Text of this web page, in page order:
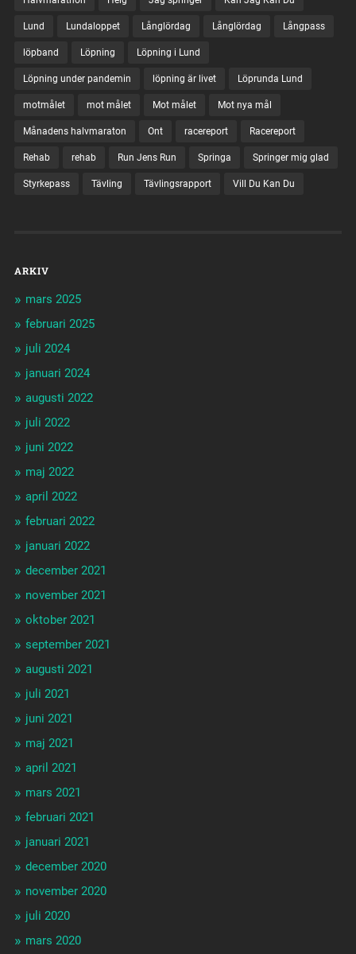
Lund Lundaloppet Långlördag Långlördag Långpass
löpband Löpning Löpning i Lund
Löpning under pandemin löpning är livet Löprunda Lund
motmålet mot målet Mot målet Mot nya mål
Månadens halvmaraton Ont racereport Racereport
Rehab rehab Run Jens Run Springa Springer mig glad
Styrkepass Tävling Tävlingsrapport Vill Du Kan Du
ARKIV
mars 2025
februari 2025
juli 2024
januari 2024
augusti 2022
juli 2022
juni 2022
maj 2022
april 2022
februari 2022
januari 2022
december 2021
november 2021
oktober 2021
september 2021
augusti 2021
juli 2021
juni 2021
maj 2021
april 2021
mars 2021
februari 2021
januari 2021
december 2020
november 2020
juli 2020
mars 2020